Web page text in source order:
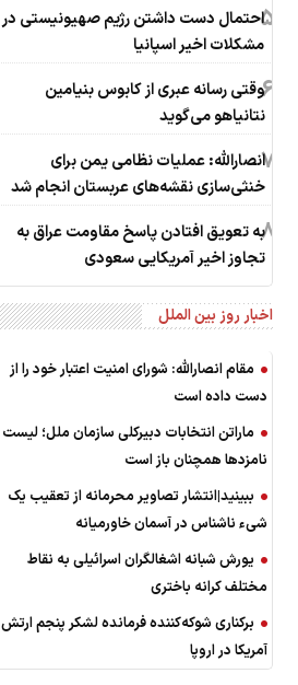
5احتمال دست داشتن رژیم صهیونیستی در
مشکلات اخیر اسپانیا
6وقتی رسانه عبری از کابوس بنیامین
نتانیاهو می‌گوید
7انصارالله: عملیات نظامی یمن برای
خنثی‌سازی نقشه‌های عربستان انجام شد
8به تعویق افتادن پاسخ مقاومت عراق به
تجاوز اخیر آمریکایی سعودی
اخبار روز بین الملل
مقام انصارالله: شورای امنیت اعتبار خود را از
دست داده است
ماراتن انتخابات دبیرکلی سازمان ملل؛ لیست
نامزدها همچنان باز است
ببینید|انتشار تصاویر محرمانه از تعقیب یک
شیء ناشناس در آسمان خاورمیانه
یورش شبانه اشغالگران اسرائیلی به نقاط
مختلف کرانه باختری
برکناری شوکه‌کننده فرمانده لشکر پنجم ارتش
آمریکا در اروپا